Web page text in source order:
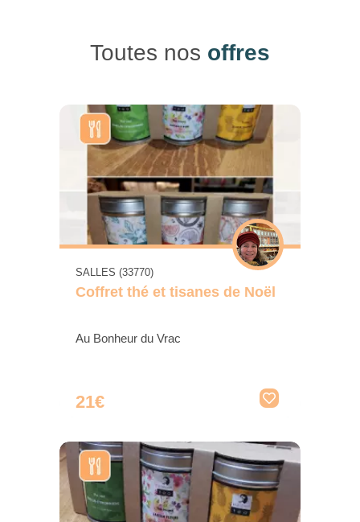
Toutes nos offres
SALLES (33770)
Coffret thé et tisanes de Noël
Au Bonheur du Vrac
21€